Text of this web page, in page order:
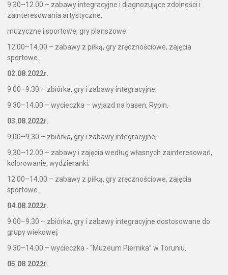
9.30–12.00 – zabawy integracyjne i diagnozujące zdolności i
zainteresowania artystyczne,
muzyczne i sportowe, gry planszowe;
12.00–14.00 – zabawy z piłką, gry zręcznościowe, zajęcia
sportowe.
02.08.2022r.
9.00–9.30 – zbiórka, gry i zabawy integracyjne;
9.30–14.00 – wycieczka – wyjazd na basen, Rypin.
03.08.2022r.
9.00–9.30 – zbiórka, gry i zabawy integracyjne;
9.30–12.00 – zabawy i zajęcia według własnych zainteresowań,
kolorowanie, wydzieranki;
12.00–14.00 – zabawy z piłką, gry zręcznościowe, zajęcia
sportowe.
04.08.2022r.
9.00–9.30 – zbiórka, gry i zabawy integracyjne dostosowane do
grupy wiekowej;
9.30–14.00 – wycieczka - “Muzeum Piernika” w Toruniu.
05.08.2022r.